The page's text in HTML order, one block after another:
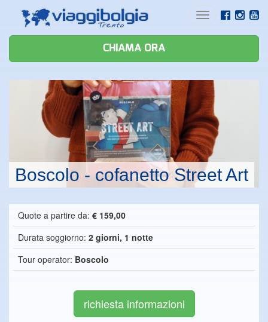
Toggle
CHIAMA ORA
Boscolo - cofanetto Street Art
Quote a partire da: € 159,00
Durata soggiorno: 2 giorni, 1 notte
Tour operator: Boscolo
richiesta informazioni